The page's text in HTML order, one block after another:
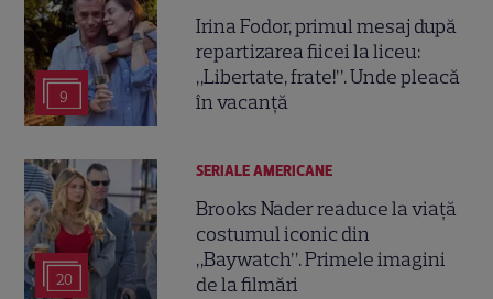
9
Irina Fodor, primul mesaj după
repartizarea fiicei la liceu:
„Libertate, frate!”. Unde pleacă
în vacanță
20
SERIALE AMERICANE
Brooks Nader readuce la viață
costumul iconic din
„Baywatch”. Primele imagini
de la filmări